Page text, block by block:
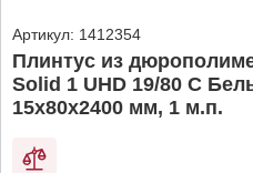
Артикул: 1412354
Плинтус из
Solid 1 UHD 19/80 C
15х80х2400 мм, 1 м.п.